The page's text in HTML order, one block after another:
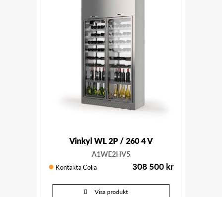
Vinkyl WL 2P / 260 4 V
A1WE2HV5
Kontakta Colia 308 500 kr
Visa produkt